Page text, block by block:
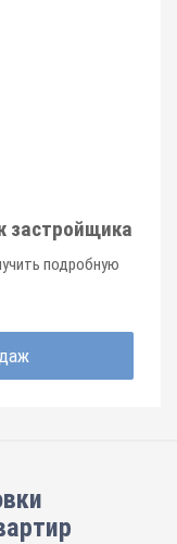
застройщика
подробную